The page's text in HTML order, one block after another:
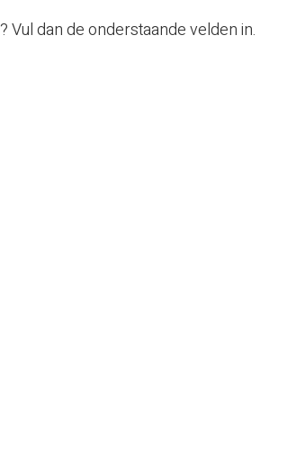
? Vul dan de onderstaande velden in.